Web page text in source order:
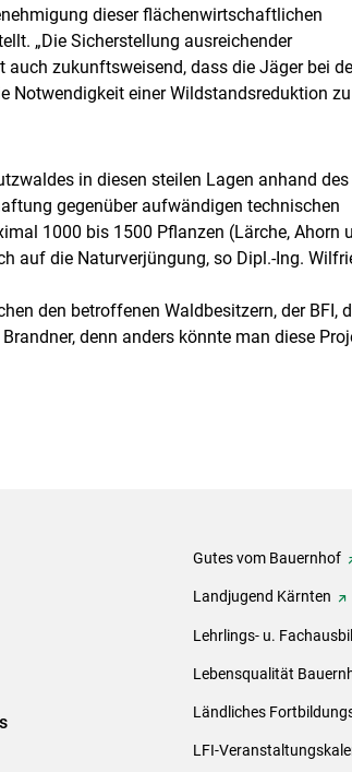
dieser flächenwirtschaftlichen
„Die Sicherstellung ausreichender
zukunftsweisend, dass die Jäger bei
Notwendigkeit einer Wildstandsreduktion zu
in diesen steilen Lagen anhand des
gegenüber aufwändigen technischen
1000 bis 1500 Pflanzen (Lärche, Ahorn
auf die Naturverjüngung, so Dipl.-Ing.
den betroffenen Waldbesitzern, der BFI,
denn anders könnte man diese
Gutes vom Bauernhof
Landjugend Kärnten
Lehrlings- u.
Lebensqualität
Ländliches
LFI-